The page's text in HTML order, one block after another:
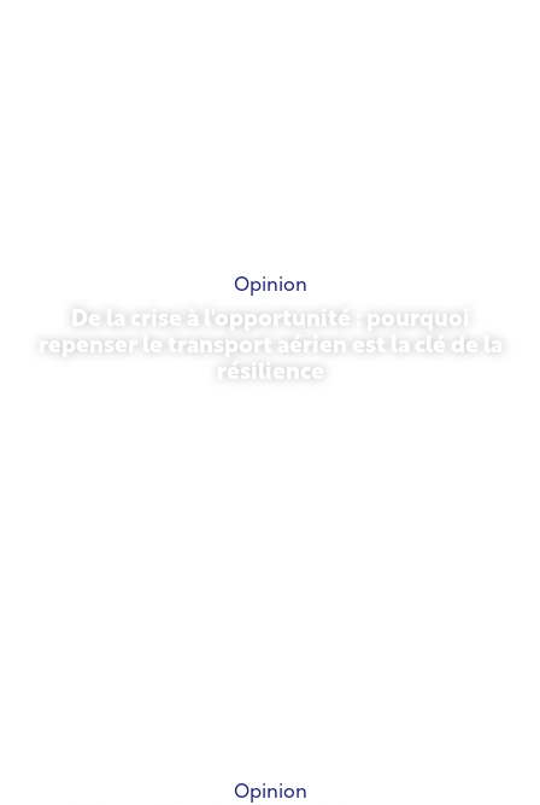
Opinion
De la crise à l'opportunité : pourquoi
repenser le transport aérien est la clé de la
résilience
Opinion